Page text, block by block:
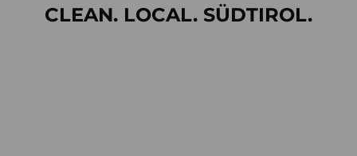
CLEAN. LOCAL. SÜDTIROL.